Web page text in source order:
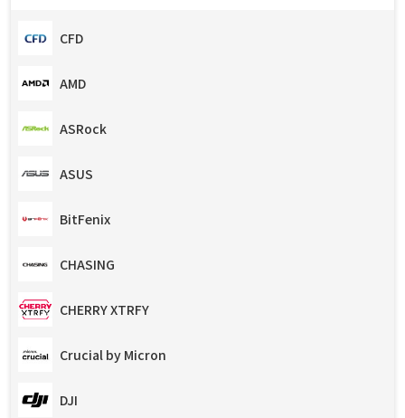
CFD
AMD
ASRock
ASUS
BitFenix
CHASING
CHERRY XTRFY
Crucial by Micron
DJI